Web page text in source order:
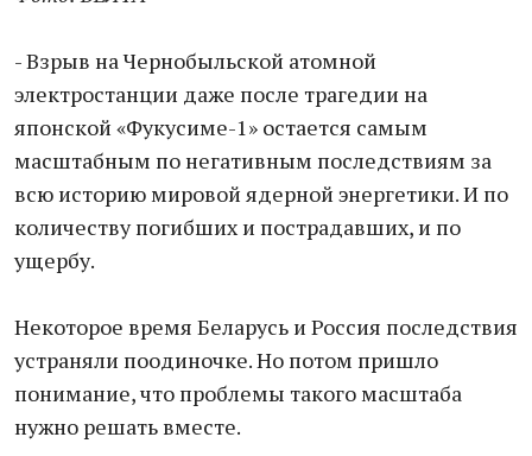
- Взрыв на Чернобыльской атомной
электростанции даже после трагедии на
японской «Фукусиме-1» остается самым
масштабным по негативным последствиям за
всю историю мировой ядерной энергетики. И по
количеству погибших и пострадавших, и по
ущербу.
Некоторое время Беларусь и Россия последствия
устраняли поодиночке. Но потом пришло
понимание, что проблемы такого масштаба
нужно решать вместе.